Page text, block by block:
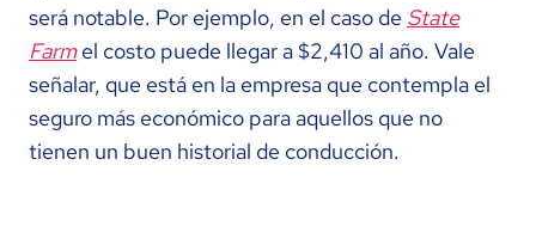
será notable. Por ejemplo, en el caso de State
Farmel costo puede llegar a $2,410 al año. Vale
señalar, que está en la empresa que contempla el
seguro más económico para aquellos que no
tienen un buen historial de conducción.